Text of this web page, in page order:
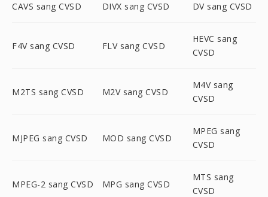
CAVS sang CVSD DIVX sang CVSD DV sang CVSD
F4V sang CVSD FLV sang CVSD
HEVC sang
CVSD
M2TS sang CVSD M2V sang CVSD
M4V sang
CVSD
MJPEG sang CVSD MOD sang CVSD
MPEG sang
CVSD
MPEG-2 sang CVSD MPG sang CVSD
MTS sang
CVSD